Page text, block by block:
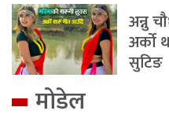
अन्नु
अर्को
सुटिङ
मोडेल